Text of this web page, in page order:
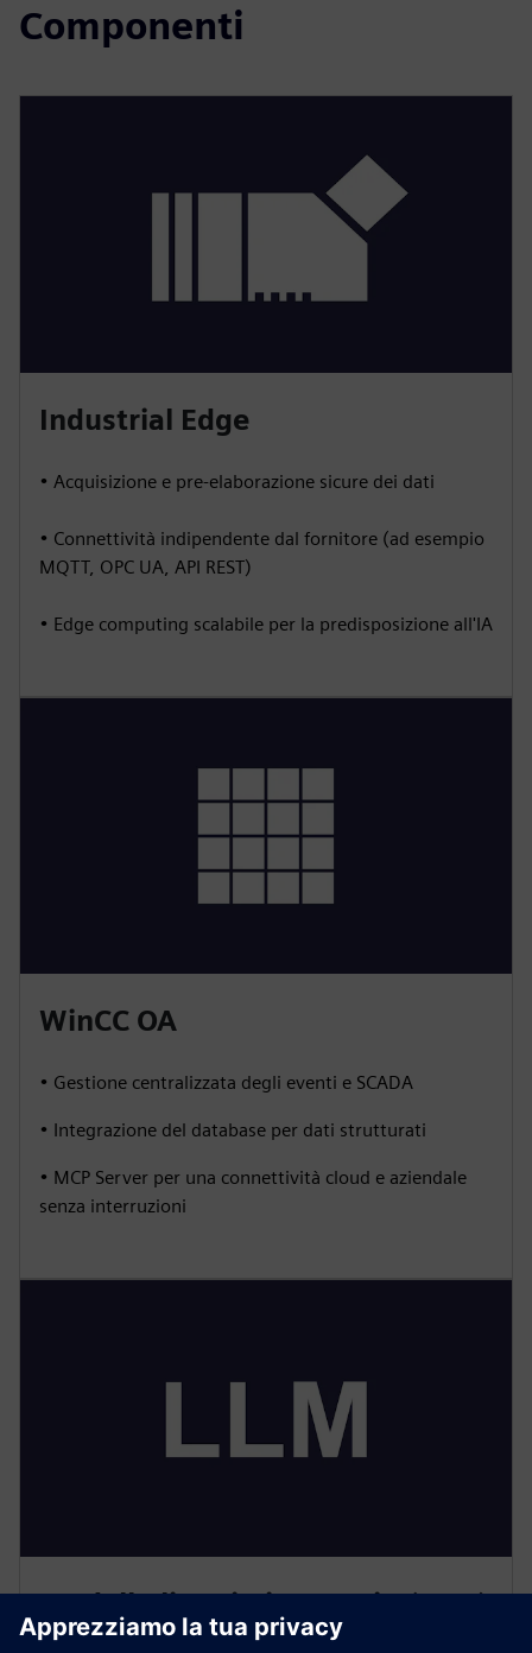
Componenti
Industrial Edge
• Acquisizione e pre-elaborazione sicure dei dati
• Connettività indipendente dal fornitore (ad esempio
MQTT, OPC UA, API REST)
• Edge computing scalabile per la predisposizione all'IA
WinCC OA
• Gestione centralizzata degli eventi e SCADA
• Integrazione del database per dati strutturati
• MCP Server per una connettività cloud e aziendale
senza interruzioni
Modello linguistico ampio (LLM)